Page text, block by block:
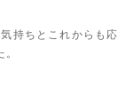
持ちとこれからも応